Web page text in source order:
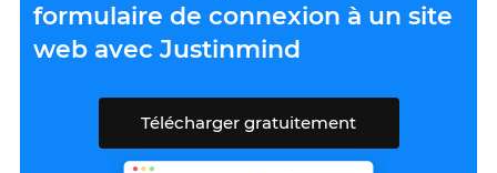
formulaire de connexion à un site
web avec Justinmind
Télécharger gratuitement